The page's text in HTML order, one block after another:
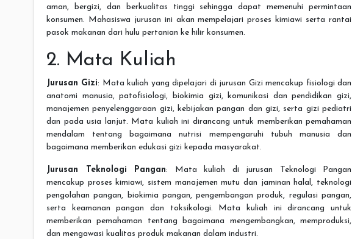
aman, bergizi, dan berkualitas tinggi sehingga dapat memenuhi permintaan
konsumen. Mahasiswa jurusan ini akan mempelajari proses kimiawi serta rantai
pasok makanan dari hulu pertanian ke hilir konsumen.
2. Mata Kuliah
Jurusan Gizi: Mata kuliah yang dipelajari di jurusan Gizi mencakup fisiologi dan
anatomi manusia, patofisiologi, biokimia gizi, komunikasi dan pendidikan gizi,
manajemen penyelenggaraan gizi, kebijakan pangan dan gizi, serta gizi pediatri
dan pada usia lanjut. Mata kuliah ini dirancang untuk memberikan pemahaman
mendalam tentang bagaimana nutrisi mempengaruhi tubuh manusia dan
bagaimana memberikan edukasi gizi kepada masyarakat.
Jurusan Teknologi Pangan: Mata kuliah di jurusan Teknologi Pangan
mencakup proses kimiawi, sistem manajemen mutu dan jaminan halal, teknologi
pengolahan pangan, biokimia pangan, pengembangan produk, regulasi pangan,
serta keamanan pangan dan toksikologi. Mata kuliah ini dirancang untuk
memberikan pemahaman tentang bagaimana mengembangkan, memproduksi,
dan mengawasi kualitas produk makanan dalam industri.